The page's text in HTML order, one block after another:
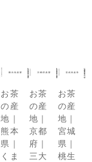
お茶
の産
地｜
熊本
県｜
くま
お茶
の産
地｜
京都
府｜
三大
お茶
の産
地｜
宮城
県｜
桃生